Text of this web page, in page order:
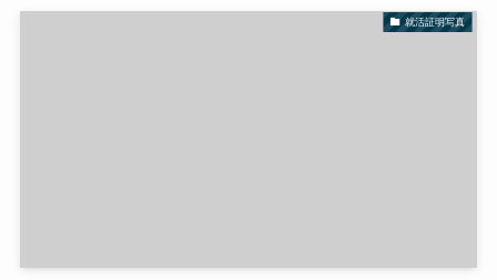
就活証明写真